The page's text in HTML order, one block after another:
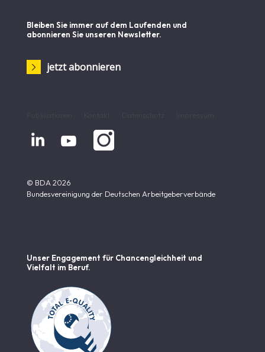
Bleiben Sie immer auf dem Laufenden und
abonnieren Sie unseren Newsletter.
jetzt abonnieren
 
© BDA 2026
Bundesvereinigung der Deutschen Arbeitgeberverbände
Unser Engagement für Chancen­gleichheit und
Vielfalt im Beruf.